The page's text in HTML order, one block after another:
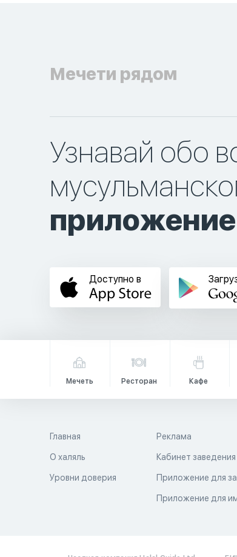
Мечети рядом
Узнавай обо
Доступно в
Мечеть Ресторан Кафе
Главная
О халяль
Уровни доверия
Реклама
Кабинет заведения
Приложение для
Приложение для